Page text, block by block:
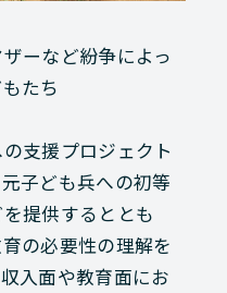
ーなど紛争によっ
たち
支援プロジェクト
子ども兵への初等
提供するととも
の必要性の理解を
入面や教育面にお